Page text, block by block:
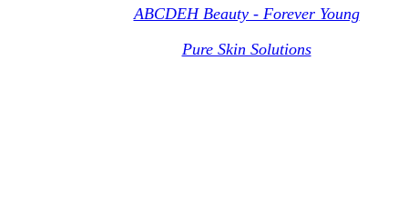
ABCDEH Beauty - Forever Young
Pure Skin Solutions